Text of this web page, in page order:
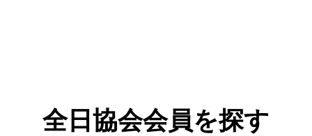
全日協会会員を探す